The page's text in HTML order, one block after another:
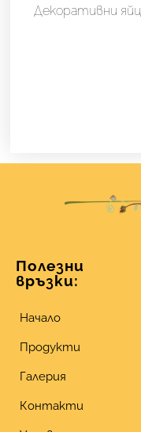
Декоративни
Полезни
връзки:
Начало
Продукти
Галерия
Контакти